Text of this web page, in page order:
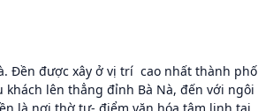
Đền được xây ở vị trí cao nhất thành phố
khách lên thẳng đỉnh Bà Nà, đến với ngôi